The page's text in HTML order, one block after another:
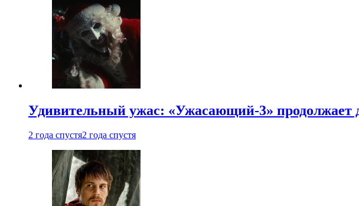
Удивительный ужас: «Ужасающий-3» продолжает
2 года спустя2 года спустя